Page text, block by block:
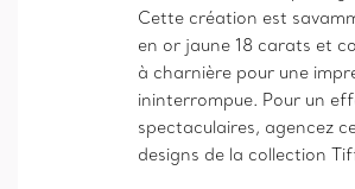
Cette création est
en or jaune 18 carats et
à charnière pour une
ininterrompue. Pour un
spectaculaires, agencez
designs de la collection